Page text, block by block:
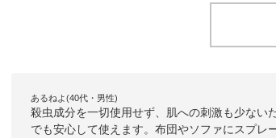
あるねよ(40代・男性)
殺虫成分を一切使用せず、肌への刺激も少ない
でも安心して使えます。布団やソファにスプレ